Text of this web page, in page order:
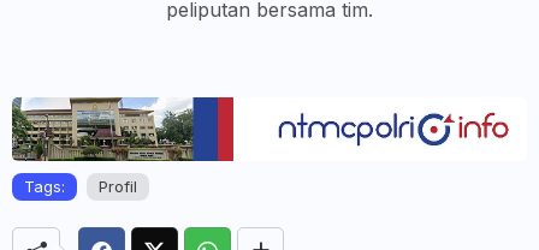
peliputan bersama tim.
Tags: Profil